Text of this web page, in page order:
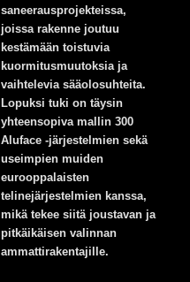
saneerausprojekteissa,
joissa rakenne joutuu
kestämään toistuvia
kuormitusmuutoksia ja
vaihtelevia sääolosuhteita.
Lopuksi tuki on täysin
yhteensopiva mallin 300
Aluface -järjestelmien sekä
useimpien muiden
eurooppalaisten
telinejärjestelmien kanssa,
mikä tekee siitä joustavan ja
pitkäikäisen valinnan
ammattirakentajille.